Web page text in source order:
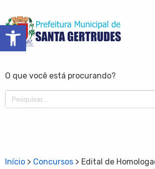
Barra de Ferramentas Aberta
O que você está procurando?
Search
for:
Início > Concursos > Edital de